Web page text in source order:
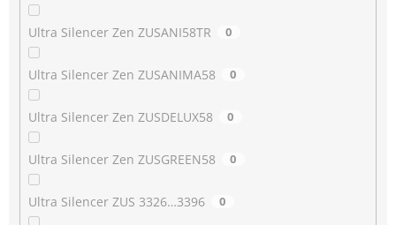
Ultra Silencer Zen ZUSANI58TR 0
Ultra Silencer Zen ZUSANIMA58 0
Ultra Silencer Zen ZUSDELUX58 0
Ultra Silencer Zen ZUSGREEN58 0
Ultra Silencer ZUS 3326…3396 0